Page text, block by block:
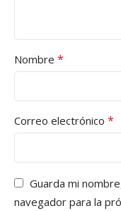
Nombre *
Correo electrónico *
Guarda mi
navegador para la